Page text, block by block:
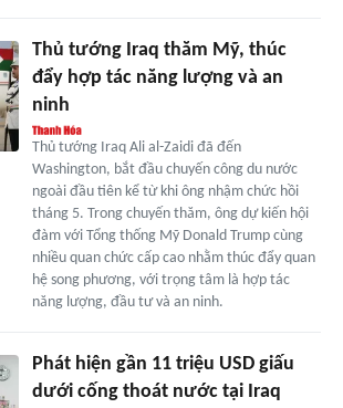
Thủ tướng Iraq thăm Mỹ, thúc
đẩy hợp tác năng lượng và an
ninh
Thủ tướng Iraq Ali al-Zaidi đã đến
Washington, bắt đầu chuyến công du nước
ngoài đầu tiên kể từ khi ông nhậm chức hồi
tháng 5. Trong chuyến thăm, ông dự kiến hội
đàm với Tổng thống Mỹ Donald Trump cùng
nhiều quan chức cấp cao nhằm thúc đẩy quan
hệ song phương, với trọng tâm là hợp tác
năng lượng, đầu tư và an ninh.
Phát hiện gần 11 triệu USD giấu
dưới cống thoát nước tại Iraq